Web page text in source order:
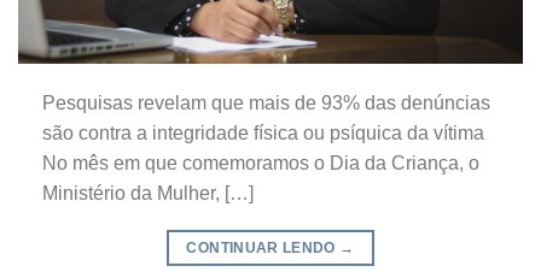
Pesquisas revelam que mais de 93% das denúncias
são contra a integridade física ou psíquica da vítima
No mês em que comemoramos o Dia da Criança, o
Ministério da Mulher, […]
CONTINUAR LENDO →